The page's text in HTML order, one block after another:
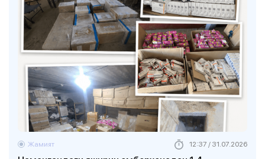
Жамият 12:37 / 31.07.2026